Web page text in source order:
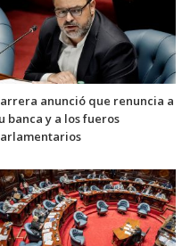
anunció que renuncia a
banca y a los fueros